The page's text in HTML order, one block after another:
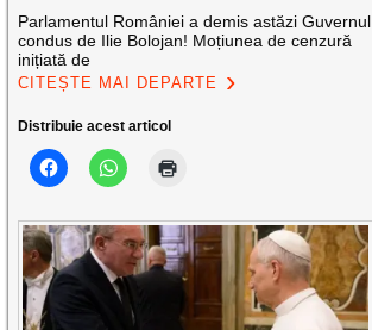
Parlamentul României a demis astăzi Guvernul
condus de Ilie Bolojan! Moțiunea de cenzură
inițiată de
CITEȘTE MAI DEPARTE
Distribuie acest articol